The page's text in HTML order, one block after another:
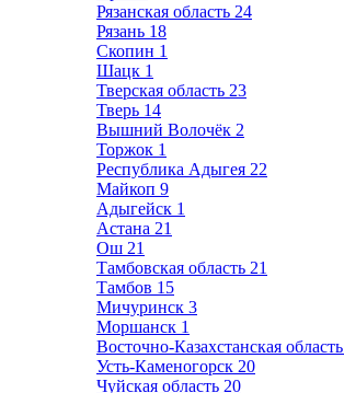
Рязанская область 24
Рязань 18
Скопин 1
Шацк 1
Тверская область 23
Тверь 14
Вышний Волочёк 2
Торжок 1
Республика Адыгея 22
Майкоп 9
Адыгейск 1
Астана 21
Ош 21
Тамбовская область 21
Тамбов 15
Мичуринск 3
Моршанск 1
Восточно-Казахстанская область
Усть-Каменогорск 20
Чуйская область 20